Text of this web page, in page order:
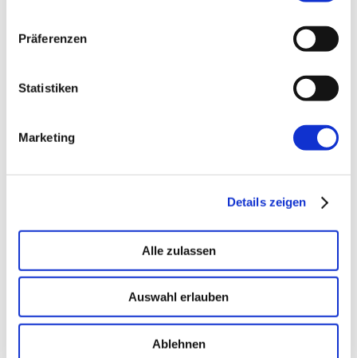
Präferenzen
Statistiken
Marketing
Details zeigen
Alle zulassen
Auswahl erlauben
Ablehnen
Produktgestaltung und -entwicklung. Ihr Antrieb ist
Möglichkeit, daraus gute Produkte zu entwickeln.
Dein Thema?
Das Thema interessiert dich? Wenn Du fragen hast,
VORNAME*
Wie dürfen wir Dich ansprechen?